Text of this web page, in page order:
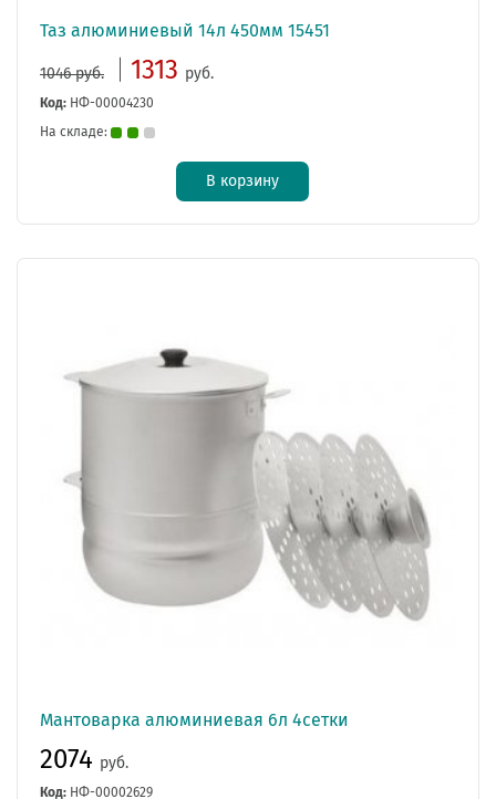
Таз алюминиевый 14л 450мм 15451
1046 руб. 1313 руб.
Код: НФ-00004230
На складе:
В корзину
Мантоварка алюминиевая 6л 4сетки
2074 руб.
Код: НФ-00002629